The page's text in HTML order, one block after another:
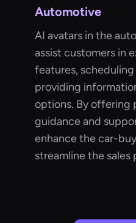
Automotive
AI avatars in the
assist customers in
features,
providing
options. By offering
guidance and
enhance the car-
streamline the sales